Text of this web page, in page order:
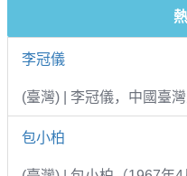
李冠儀
(臺灣) | 李冠儀，中國臺
包小柏